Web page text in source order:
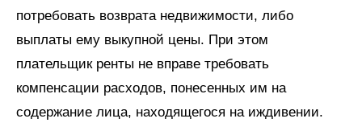
потребовать возврата недвижимости, либо
выплаты ему выкупной цены. При этом
плательщик ренты не вправе требовать
компенсации расходов, понесенных им на
содержание лица, находящегося на иждивении.